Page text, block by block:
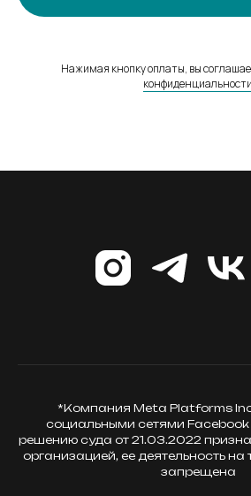
Нажимая кнопку оплаты, вы
конфиденциальности
*Компания Meta Platforms
социальными сетями
решению суда от 21.03.2022
организацией, ее деятельность на
запрещена